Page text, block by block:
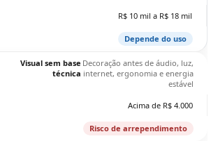
R$ 10 mil a R$ 18 mil
Depende do uso
Visual sem base
técnica
Decoração antes de áudio, luz,
internet, ergonomia e energia
estável
Acima de R$ 4.000
Risco de arrependimento